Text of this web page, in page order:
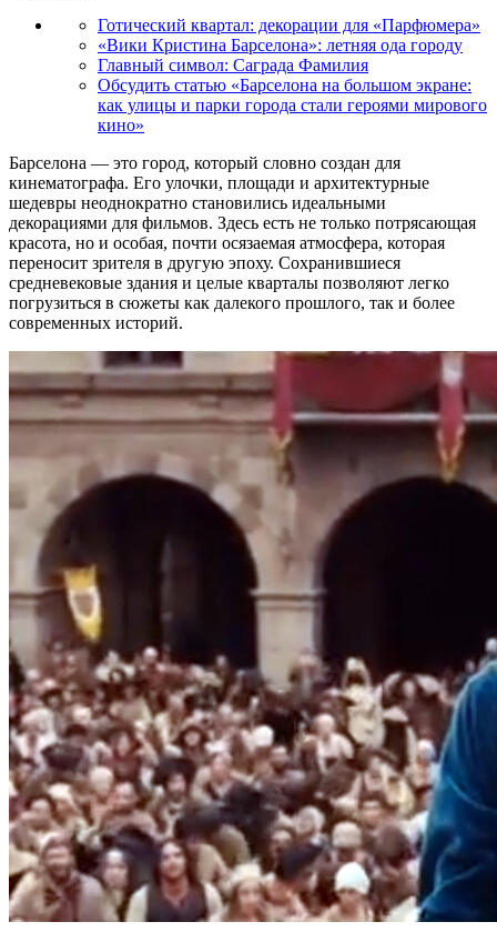
Готический квартал: декорации для «Парфюмера»
«Вики Кристина Барселона»: летняя ода городу
Главный символ: Саграда Фамилия
Обсудить статью «Барселона на большом экране:
как улицы и парки города стали героями мирового
кино»
Барселона — это город, который словно создан для
кинематографа. Его улочки, площади и архитектурные
шедевры неоднократно становились идеальными
декорациями для фильмов. Здесь есть не только потрясающая
красота, но и особая, почти осязаемая атмосфера, которая
переносит зрителя в другую эпоху. Сохранившиеся
средневековые здания и целые кварталы позволяют легко
погрузиться в сюжеты как далекого прошлого, так и более
современных историй.